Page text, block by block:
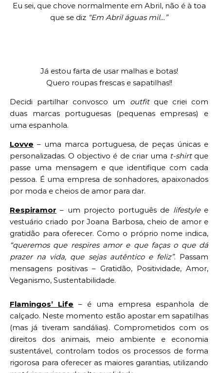
Eu sei, que chove normalmente em Abril, não é à toa
que se diz “Em Abril águas mil…”
Já estou farta de usar malhas e botas!
Quero roupas frescas e sapatilhas!!
Decidi partilhar convosco um outfitque criei com
duas marcas portuguesas (pequenas empresas) e
uma espanhola.
Lovve – uma marca portuguesa, de peças únicas e
personalizadas. O objectivo é de criar uma t-shirtque
passe uma mensagem e que identifique com cada
pessoa. É uma empresa de sonhadores, apaixonados
por moda e cheios de amor para dar.
Respiramor – um projecto português de lifestylee
vestuário criado por Joana Barbosa, cheio de amor e
gratidão para oferecer. Como o próprio nome indica,
“queremos que respires amor e que faças o que dá
prazer na vida, que sejas autêntico e feliz”. Passam
mensagens positivas – Gratidão, Positividade, Amor,
Veganismo, Sustentabilidade.
Flamingos’ Life – é uma empresa espanhola de
calçado. Neste momento estão apostar em sapatilhas
(mas já tiveram sandálias). Comprometidos com os
direitos dos animais, meio ambiente e economia
sustentável, controlam todos os processos de forma
rigorosa para oferecer as maiores garantias, utilizando